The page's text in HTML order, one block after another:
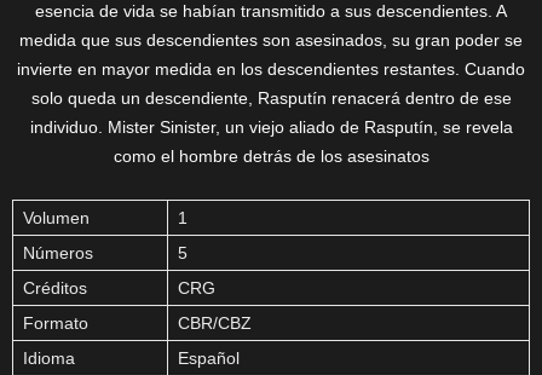
esencia de vida se habían transmitido a sus descendientes. A
medida que sus descendientes son asesinados, su gran poder se
invierte en mayor medida en los descendientes restantes. Cuando
solo queda un descendiente, Rasputín renacerá dentro de ese
individuo. Mister Sinister, un viejo aliado de Rasputín, se revela
como el hombre detrás de los asesinatos
Volumen
1
Números
5
Créditos
CRG
Formato
CBR/CBZ
Idioma
Español